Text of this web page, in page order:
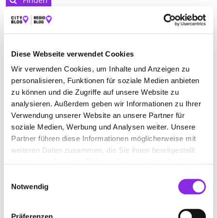
Diese Webseite verwendet Cookies
Wir verwenden Cookies, um Inhalte und Anzeigen zu
personalisieren, Funktionen für soziale Medien anbieten
zu können und die Zugriffe auf unsere Website zu
analysieren. Außerdem geben wir Informationen zu Ihrer
Verwendung unserer Website an unsere Partner für
soziale Medien, Werbung und Analysen weiter. Unsere
Partner führen diese Informationen möglicherweise mit
weiteren Daten zusammen, die Sie ihnen bereitgestellt
Notwendig
Präferenzen
ALLE
BAD BERGZABERN
CAFÉ THEOBALD CONFISERIE –
Bonifatiusstraße 9| 76863 Herxheim bei Landau
(Pfalz) DE
+497276918151